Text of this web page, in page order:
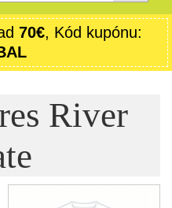
70€, Kód kupónu:
River